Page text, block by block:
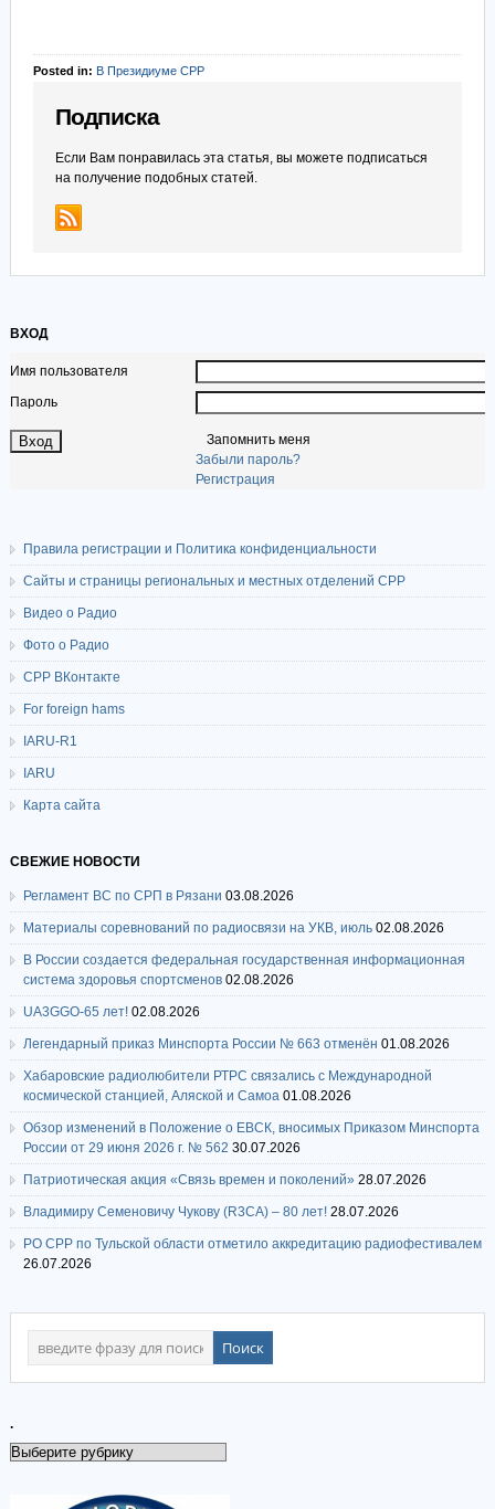
Posted in: В Президиуме СРР
Подписка
Если Вам понравилась эта статья, вы можете подписаться
на получение подобных статей.
ВХОД
Имя пользователя
Пароль
Запомнить меня
Забыли пароль?
Регистрация
Правила регистрации и Политика конфиденциальности
Сайты и страницы региональных и местных отделений СРР
Видео о Радио
Фото о Радио
СРР ВКонтакте
For foreign hams
IARU-R1
IARU
Карта сайта
СВЕЖИЕ НОВОСТИ
Регламент ВС по СРП в Рязани 03.08.2026
Материалы соревнований по радиосвязи на УКВ, июль 02.08.2026
В России создается федеральная государственная информационная
система здоровья спортсменов 02.08.2026
UA3GGO-65 лет! 02.08.2026
Легендарный приказ Минспорта России № 663 отменён 01.08.2026
Хабаровские радиолюбители РТРС связались с Международной
космической станцией, Аляской и Самоа 01.08.2026
Обзор изменений в Положение о ЕВСК, вносимых Приказом Минспорта
России от 29 июня 2026 г. № 562 30.07.2026
Патриотическая акция «Связь времен и поколений» 28.07.2026
Владимиру Семеновичу Чукову (R3CA) – 80 лет! 28.07.2026
РО СРР по Тульской области отметило аккредитацию радиофестивалем
26.07.2026
.